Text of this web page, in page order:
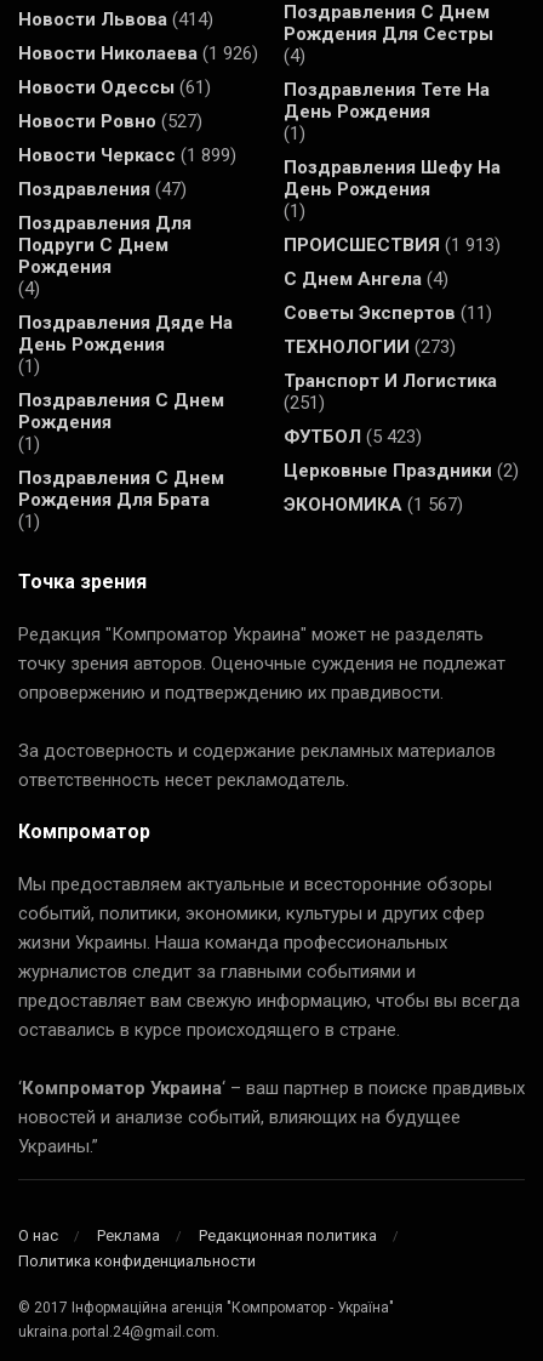
Новости Львова (414)
Новости Николаева (1 926)
Новости Одессы (61)
Новости Ровно (527)
Новости Черкасс (1 899)
Поздравления (47)
Поздравления Для
Подруги С Днем
Рождения
(4)
Поздравления Дяде На
День Рождения
(1)
Поздравления С Днем
Рождения
(1)
Поздравления С Днем
Рождения Для Брата
(1)
Поздравления С Днем
Рождения Для Сестры
(4)
Поздравления Тете На
День Рождения
(1)
Поздравления Шефу На
День Рождения
(1)
ПРОИСШЕСТВИЯ (1 913)
С Днем Ангела (4)
Советы Экспертов (11)
ТЕХНОЛОГИИ (273)
Транспорт И Логистика
(251)
ФУТБОЛ (5 423)
Церковные Праздники (2)
ЭКОНОМИКА (1 567)
Точка зрения
Редакция "Компроматор Украина" может не разделять
точку зрения авторов. Оценочные суждения не подлежат
опровержению и подтверждению их правдивости.
За достоверность и содержание рекламных материалов
ответственность несет рекламодатель.
Компроматор
Мы предоставляем актуальные и всесторонние обзоры
событий, политики, экономики, культуры и других сфер
жизни Украины. Наша команда профессиональных
журналистов следит за главными событиями и
предоставляет вам свежую информацию, чтобы вы всегда
оставались в курсе происходящего в стране.
‘Компроматор Украина‘ – ваш партнер в поиске правдивых
новостей и анализе событий, влияющих на будущее
Украины.”
О нас Реклама
Редакционная политика
Политика конфиденциальности
© 2017 Інформаційна агенція "Компроматор - Україна"
ukraina.portal.24@gmail.com.